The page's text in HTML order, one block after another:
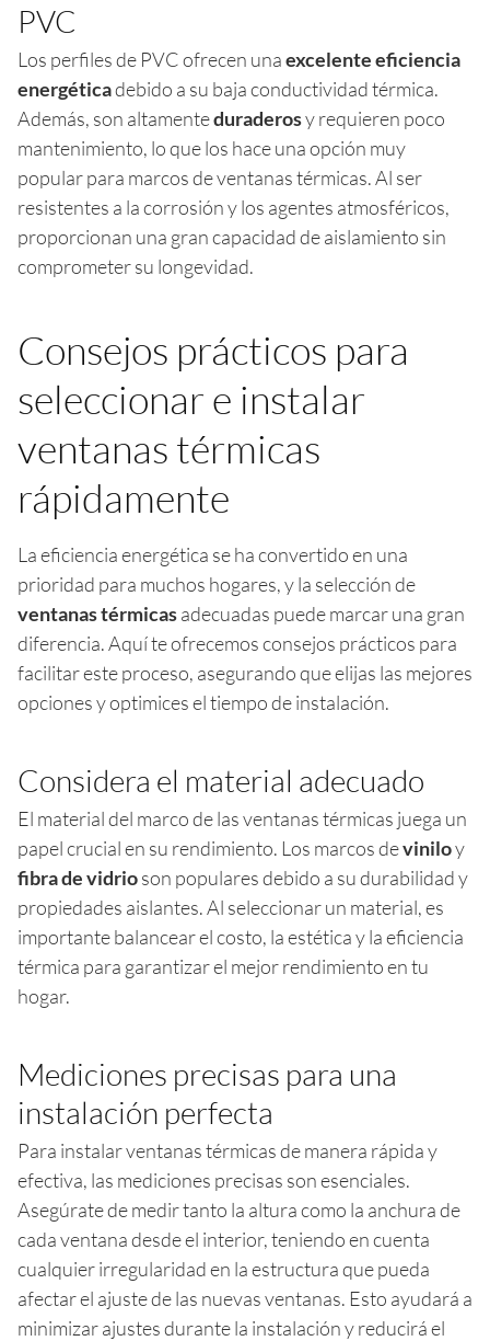
PVC
Los perfiles de PVC ofrecen unaexcelente eficiencia
energéticadebido a su baja conductividad térmica.
Además, son altamenteduraderosy requieren poco
mantenimiento, lo que los hace una opción muy
popular para marcos de ventanas térmicas. Al ser
resistentes a la corrosión y los agentes atmosféricos,
proporcionan una gran capacidad de aislamiento sin
comprometer su longevidad.
Consejos prácticos para
seleccionar e instalar
ventanas térmicas
rápidamente
La eficiencia energética se ha convertido en una
prioridad para muchos hogares, y la selección de
ventanas térmicasadecuadas puede marcar una gran
diferencia. Aquí te ofrecemos consejos prácticos para
facilitar este proceso, asegurando que elijas las mejores
opciones y optimices el tiempo de instalación.
Considera el material adecuado
El material del marco de las ventanas térmicas juega un
papel crucial en su rendimiento. Los marcos deviniloy
fibra de vidrioson populares debido a su durabilidad y
propiedades aislantes. Al seleccionar un material, es
importante balancear el costo, la estética y la eficiencia
térmica para garantizar el mejor rendimiento en tu
hogar.
Mediciones precisas para una
instalación perfecta
Para instalar ventanas térmicas de manera rápida y
efectiva, las mediciones precisas son esenciales.
Asegúrate de medir tanto la altura como la anchura de
cada ventana desde el interior, teniendo en cuenta
cualquier irregularidad en la estructura que pueda
afectar el ajuste de las nuevas ventanas. Esto ayudará a
minimizar ajustes durante la instalación y reducirá el